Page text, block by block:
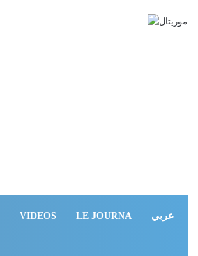
VIDEOS LE JOURNA عربي